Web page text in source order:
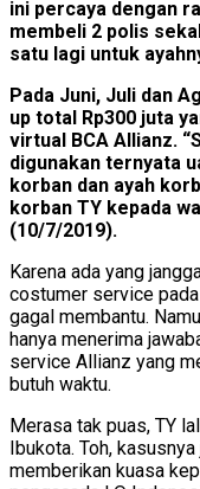
ini percaya dengan
membeli 2 polis
satu lagi untuk
Pada Juni, Juli dan
up total Rp300 juta
virtual BCA Allianz.
digunakan ternyata
korban dan ayah
korban TY kepada
(10/7/2019).
Karena ada yang
costumer service
gagal membantu.
hanya menerima
service Allianz yang
butuh waktu.
Merasa tak puas, TY
Ibukota. Toh,
memberikan kuasa